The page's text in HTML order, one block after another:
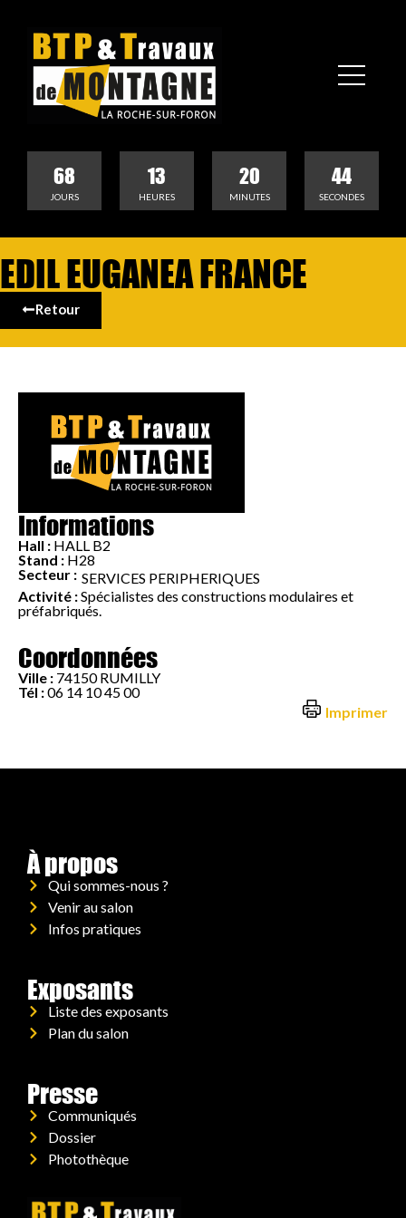
68
JOURS
13
HEURES
20
MINUTES
44
SECONDES
EDIL EUGANEA FRANCE
Retour
Informations
Hall : HALL B2
Stand : H28
Secteur : SERVICES PERIPHERIQUES
Activité :Spécialistes des constructions modulaires et
préfabriqués.
Coordonnées
Ville : 74150 RUMILLY
Tél :06 14 10 45 00
Imprimer
À propos
Qui sommes-nous ?
Venir au salon
Infos pratiques
Exposants
Liste des exposants
Plan du salon
Presse
Communiqués
Dossier
Photothèque